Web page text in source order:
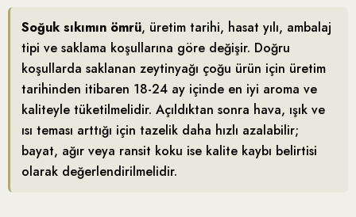
Soğuk sıkımın ömrü, üretim tarihi, hasat yılı, ambalaj
tipi ve saklama koşullarına göre değişir. Doğru
koşullarda saklanan zeytinyağı çoğu ürün için üretim
tarihinden itibaren 18-24 ay içinde en iyi aroma ve
kaliteyle tüketilmelidir. Açıldıktan sonra hava, ışık ve
ısı teması arttığı için tazelik daha hızlı azalabilir;
bayat, ağır veya ransit koku ise kalite kaybı belirtisi
olarak değerlendirilmelidir.